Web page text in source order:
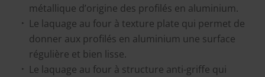
métallique d’origine des profilés en aluminium.
Le laquage au four à texture plate qui permet de
donner aux profilés en aluminium une surface
régulière et bien lisse.
Le laquage au four à structure anti-griffe qui